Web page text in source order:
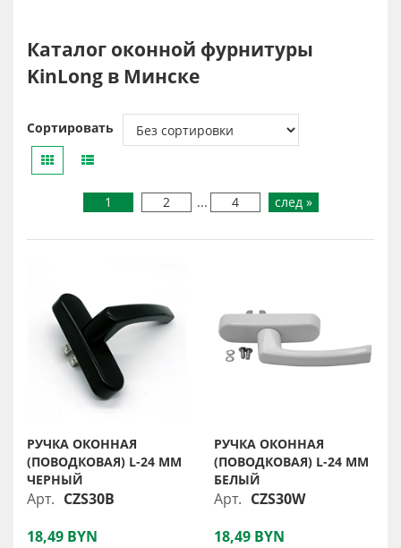
Каталог оконной фурнитуры
KinLong в Минске
Сортировать
1 2 ... 4 след »
РУЧКА ОКОННАЯ
(ПОВОДКОВАЯ) L-24 MM
ЧЕРНЫЙ
Арт. CZS30B
18,49 BYN
РУЧКА ОКОННАЯ
(ПОВОДКОВАЯ) L-24 MM
БЕЛЫЙ
Арт. CZS30W
18,49 BYN